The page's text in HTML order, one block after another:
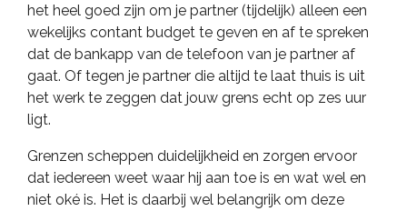
het heel goed zijn om je partner (tijdelijk) alleen een
wekelijks contant budget te geven en af te spreken
dat de bankapp van de telefoon van je partner af
gaat. Of tegen je partner die altijd te laat thuis is uit
het werk te zeggen dat jouw grens echt op zes uur
ligt.
Grenzen scheppen duidelijkheid en zorgen ervoor
dat iedereen weet waar hij aan toe is en wat wel en
niet oké is. Het is daarbij wel belangrijk om deze